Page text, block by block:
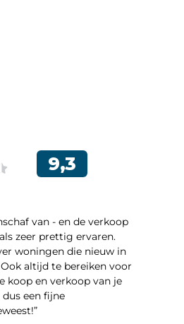
van - en de verkoop
zeer prettig ervaren.
woningen die nieuw in
altijd te bereiken voor
koop en verkoop van je
een fijne